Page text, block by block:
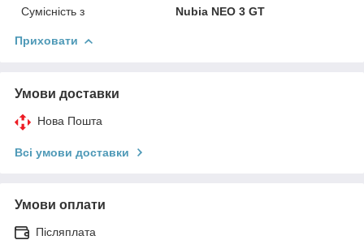
Сумісність з
Nubia NEO 3 GT
Приховати
Умови доставки
Нова Пошта
Всі умови доставки
Умови оплати
Післяплата